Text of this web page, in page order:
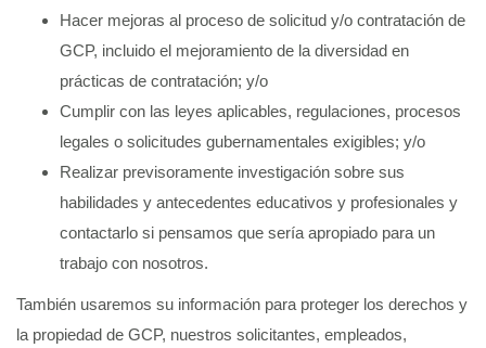
Hacer mejoras al proceso de solicitud y/o contratación de
GCP, incluido el mejoramiento de la diversidad en
prácticas de contratación; y/o
Cumplir con las leyes aplicables, regulaciones, procesos
legales o solicitudes gubernamentales exigibles; y/o
Realizar previsoramente investigación sobre sus
habilidades y antecedentes educativos y profesionales y
contactarlo si pensamos que sería apropiado para un
trabajo con nosotros.
También usaremos su información para proteger los derechos y
la propiedad de GCP, nuestros solicitantes, empleados,